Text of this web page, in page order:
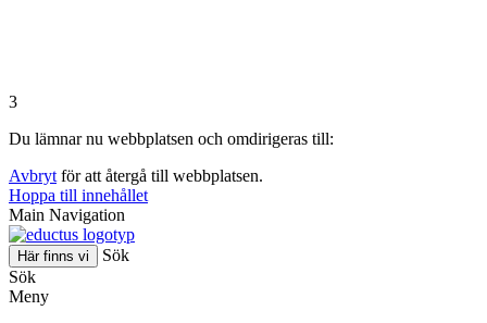
3
Du lämnar nu webbplatsen och omdirigeras till:
Avbryt för att återgå till webbplatsen.
Hoppa till innehållet
Main Navigation
Här finns vi
Sök
Sök
Meny